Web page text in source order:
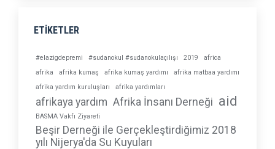
ETİKETLER
#elazigdepremi #sudanokul #sudanokulaçılışı 2019
africa
afrika
afrika kumaş afrika kumaş yardımı
afrika matbaa yardımı
afrika yardım kuruluşları
afrika yardımları
afrikaya yardım Afrika İnsanı Derneği aid
BASMA Vakfı Ziyareti
Beşir Derneği ile Gerçekleştirdiğimiz 2018
yılı Nijerya'da Su Kuyuları